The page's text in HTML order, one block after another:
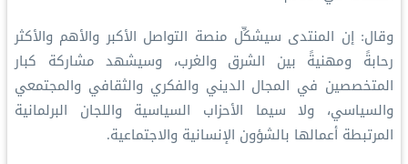
وقال: إن المنتدى سيشكِّل منصة التواصل الأكبر والأهم والأكثر
رحابةً ومهنيةً بين الشرق والغرب، وسيشهد مشاركة كبار
المتخصصين في المجال الديني والفكري والثقافي والمجتمعي
والسياسي، ولا سيما الأحزاب السياسية واللجان البرلمانية
المرتبطة أعمالها بالشؤون الإنسانية والاجتماعية.